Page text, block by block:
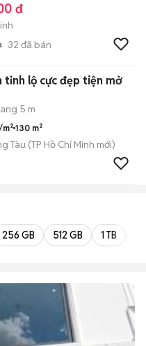
đ
32 đã bán
lộ cực đẹp tiện mở
5 m
130 m²
Tàu (TP Hồ Chí Minh mới)
256 GB 512 GB 1 TB